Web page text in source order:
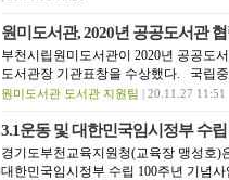
원미도서관, 2020년 공공도서관
부천시립원미도서관이 2020년 공공도
도서관장 기관표창을 수상했다. 국립
원미도서관 도서관 지원팀 | 20.11.27 11:51
3.1운동 및 대한민국임시정부 수
경기도부천교육지원청(교육장 맹성호)
대한민국임시정부 수립 100주년 기념